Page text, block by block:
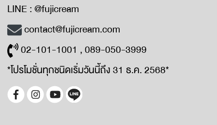
LINE : @fujicream
contact@fujicream.com
02-101-1001 , 089-050-3999
*โปรโมชั่นทุกชนิดเริ่มวันนี้ถึง 31 ธ.ค. 2568*